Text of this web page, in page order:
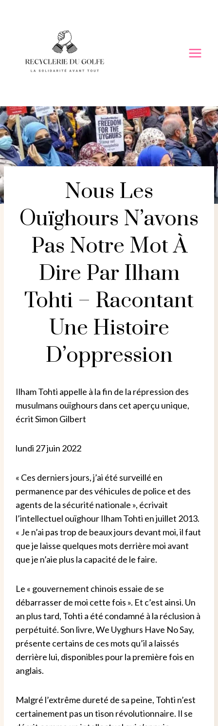
Nous Les
Ouïghours N’avons
Pas Notre Mot À
Dire Par Ilham
Tohti – Racontant
Une Histoire
D’oppression
Ilham Tohti appelle à la fin de la répression des
musulmans ouïghours dans cet aperçu unique,
écrit Simon Gilbert
lundi 27 juin 2022
« Ces derniers jours, j’ai été surveillé en
permanence par des véhicules de police et des
agents de la sécurité nationale », écrivait
l’intellectuel ouïghour Ilham Tohti en juillet 2013.
« Je n’ai pas trop de beaux jours devant moi, il faut
que je laisse quelques mots derrière moi avant
que je n’aie plus la capacité de le faire.
Le « gouvernement chinois essaie de se
débarrasser de moi cette fois ». Et c’est ainsi. Un
an plus tard, Tohti a été condamné à la réclusion à
perpétuité. Son livre, We Uyghurs Have No Say,
présente certains de ces mots qu’il a laissés
derrière lui, disponibles pour la première fois en
anglais.
Malgré l’extrême dureté de sa peine, Tohti n’est
certainement pas un tison révolutionnaire. Il se